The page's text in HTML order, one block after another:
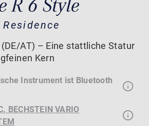
R 6 Style
(DE/AT) – Eine stattliche Statur
Kern
Instrument ist Bluetooth
BECHSTEIN VARIO